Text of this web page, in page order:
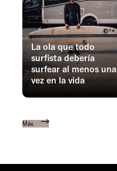
La ola que todo
surfista debería
surfear al menos una
vez en la vida
Más